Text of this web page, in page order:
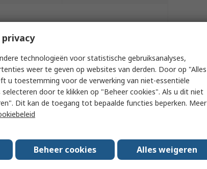
te selecteren.
Waarde
TE Connectivity
Automotive Connector Backshell
ELO
28
technologieën voor statistische gebruiksanalyses,
weer te geven op websites van derden. Door op "Alles
u toestemming voor de verwerking van niet-essentiële
door te klikken op "Beheer cookies". Als u dit niet
Dit kan de toegang tot bepaalde functies beperken. Meer
Beheer cookies Alles weigeren